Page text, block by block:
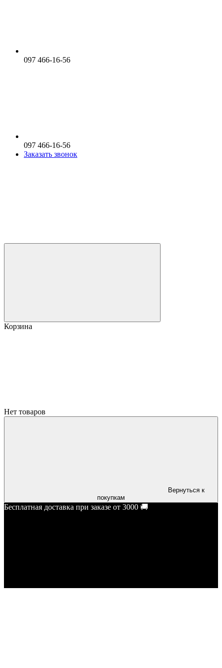
097 466-16-56
097 466-16-56
Заказать звонок
Корзина
Нет товаров
Вернуться к
покупкам
Бесплатная доставка при заказе от 3000 🚚